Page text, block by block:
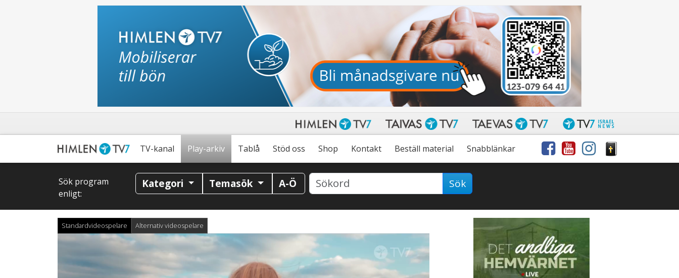
TV-kanal Play-arkiv Tablå Stöd oss Shop Kontakt Beställ material Snabblänkar
Sök program
enligt:
Kategori Temasök A-Ö Sök
Standardvideospelare Alternativ videospelare